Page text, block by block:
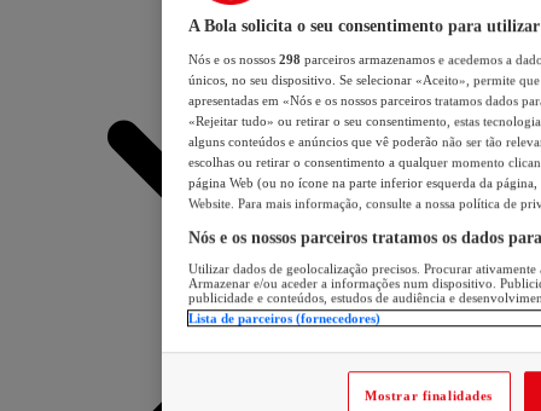
A Bola solicita o seu consentimento para utilizar
Nós e os nossos 298 parceiros armazenamos e acedemos a
únicos, no seu dispositivo. Se selecionar «Aceito», permite
apresentadas em «Nós e os nossos parceiros tratamos dados
«Rejeitar tudo» ou retirar o seu consentimento, estas
alguns conteúdos e anúncios que vê poderão não ser tão
escolhas ou retirar o consentimento a qualquer momento
página Web (ou no ícone na parte inferior esquerda da página,
Website. Para mais informação, consulte a nossa política de
Nós e os nossos parceiros tratamos os dados
Utilizar dados de geolocalização precisos. Procurar
Armazenar e/ou aceder a informações num dispositivo.
publicidade e conteúdos, estudos de audiência e
Lista de parceiros (fornecedores)
Mostrar finalidades